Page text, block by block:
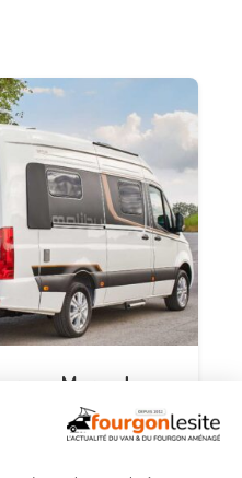
Mercedes
autre